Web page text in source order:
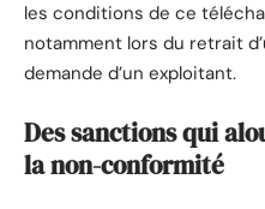
les conditions de ce
notamment lors du retrait
demande d’un exploitant.
Des sanctions qui
la non-conformité